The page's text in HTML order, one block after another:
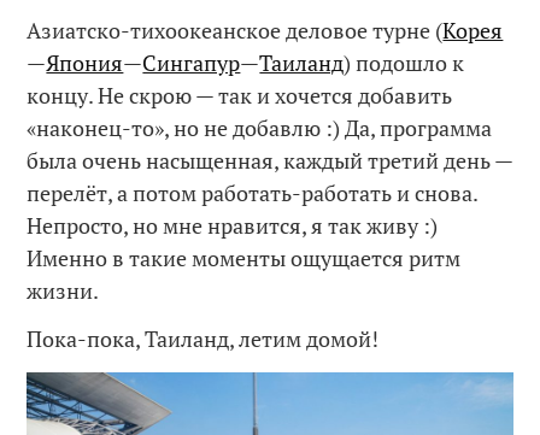
Азиатско-тихоокеанское деловое турне (Корея
—Япония—Сингапур—Таиланд) подошло к
концу. Не скрою — так и хочется добавить
«наконец-то», но не добавлю :) Да, программа
была очень насыщенная, каждый третий день —
перелёт, а потом работать-работать и снова.
Непросто, но мне нравится, я так живу :)
Именно в такие моменты ощущается ритм
жизни.
Пока-пока, Таиланд, летим домой!